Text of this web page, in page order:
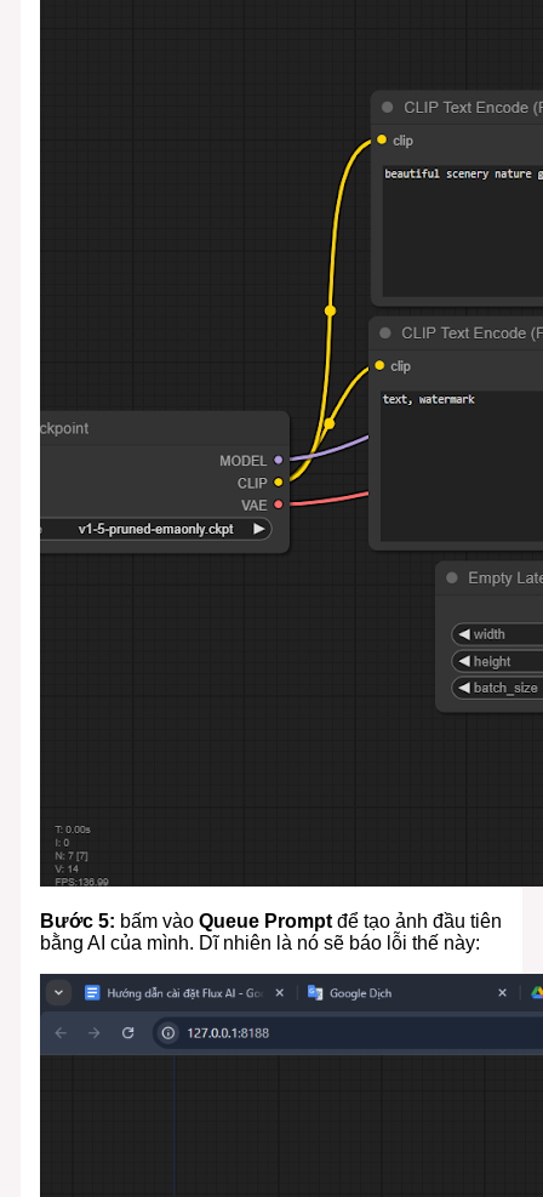
Bước 5: bấm vào Queue Prompt để tạo ảnh đầu tiên
bằng AI của mình. Dĩ nhiên là nó sẽ báo lỗi thế này: